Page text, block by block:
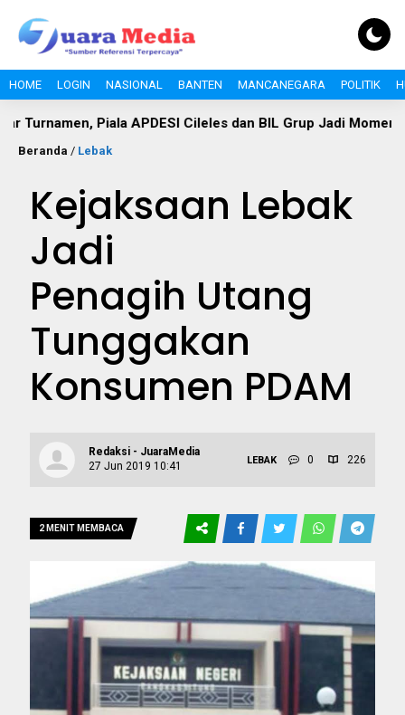
HOME LOGIN NASIONAL BANTEN MANCANEGARA POLITIK
Piala APDESI Cileles dan BIL Grup Jadi Momentum
Beranda / Lebak
Kejaksaan Lebak
Jadi
Penagih Utang
Tunggakan
Konsumen PDAM
Redaksi - JuaraMedia
27 Jun 2019 10:41
LEBAK 0 226
2 MENIT MEMBACA